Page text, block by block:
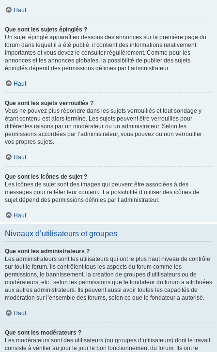
Haut
Que sont les sujets épinglés ?
Un sujet épinglé apparaît en dessous des annonces sur la première page du
forum dans lequel il a été publié. il contient des informations relativement
importantes et vous devez le consulter régulièrement. Comme pour les
annonces et les annonces globales, la possibilité de publier des sujets
épinglés dépend des permissions définies par l’administrateur.
Haut
Que sont les sujets verrouillés ?
Vous ne pouvez plus répondre dans les sujets verrouillés et tout sondage y
étant contenu est alors terminé. Les sujets peuvent être verrouillés pour
différentes raisons par un modérateur ou un administrateur. Selon les
permissions accordées par l’administrateur, vous pouvez ou non verrouiller
vos propres sujets.
Haut
Que sont les icônes de sujet ?
Les icônes de sujet sont des images qui peuvent être associées à des
messages pour refléter leur contenu. La possibilité d’utiliser des icônes de
sujet dépend des permissions définies par l’administrateur.
Haut
Niveaux d’utilisateurs et groupes
Que sont les administrateurs ?
Les administrateurs sont les utilisateurs qui ont le plus haut niveau de contrôle
sur tout le forum. Ils contrôlent tous les aspects du forum comme les
permissions, le bannissement, la création de groupes d’utilisateurs ou de
modérateurs, etc., selon les permissions que le fondateur du forum a attribuées
aux autres administrateurs. Ils peuvent aussi avoir toutes les capacités de
modération sur l’ensemble des forums, selon ce que le fondateur a autorisé.
Haut
Que sont les modérateurs ?
Les modérateurs sont des utilisateurs (ou groupes d’utilisateurs) dont le travail
consiste à vérifier au jour le jour le bon fonctionnement du forum. Ils ont le